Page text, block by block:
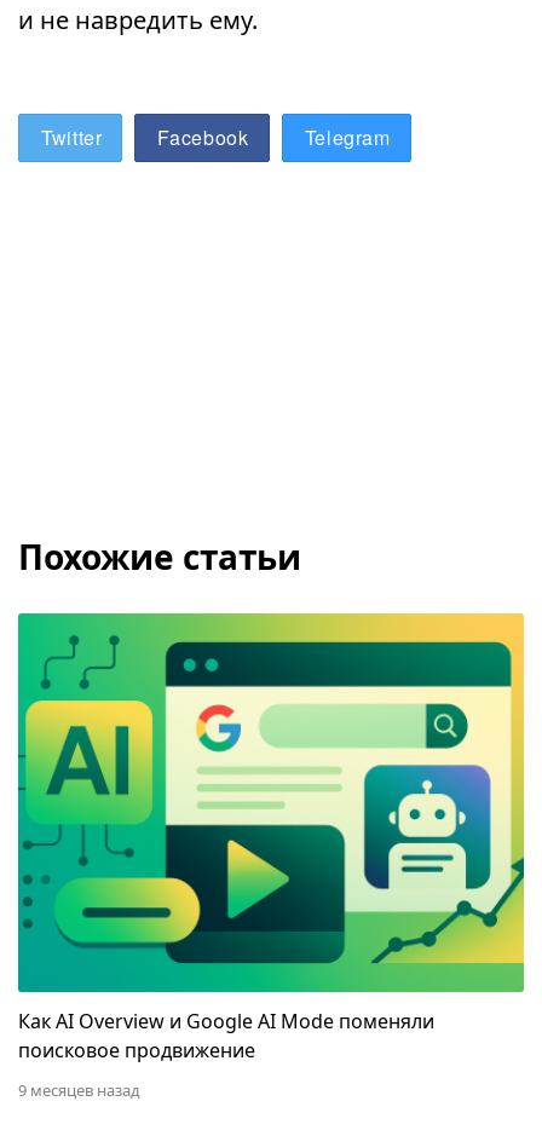
и не навредить ему.
Twitter Facebook Telegram
Похожие статьи
Как AI Overview и Google AI Mode поменяли
поисковое продвижение
9 месяцев назад